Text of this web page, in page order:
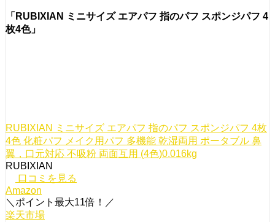
「RUBIXIAN ミニサイズ エアパフ 指のパフ スポンジパフ 4
枚4色」
RUBIXIAN ミニサイズ エアパフ 指のパフ スポンジパフ 4枚
4色 化粧パフ メイク用パフ 多機能 乾湿両用 ポータブル 鼻
翼，口元対応 不吸粉 両面互用 (4色)0.016kg
RUBIXIAN
口コミを見る
Amazon
＼ポイント最大11倍！／
楽天市場